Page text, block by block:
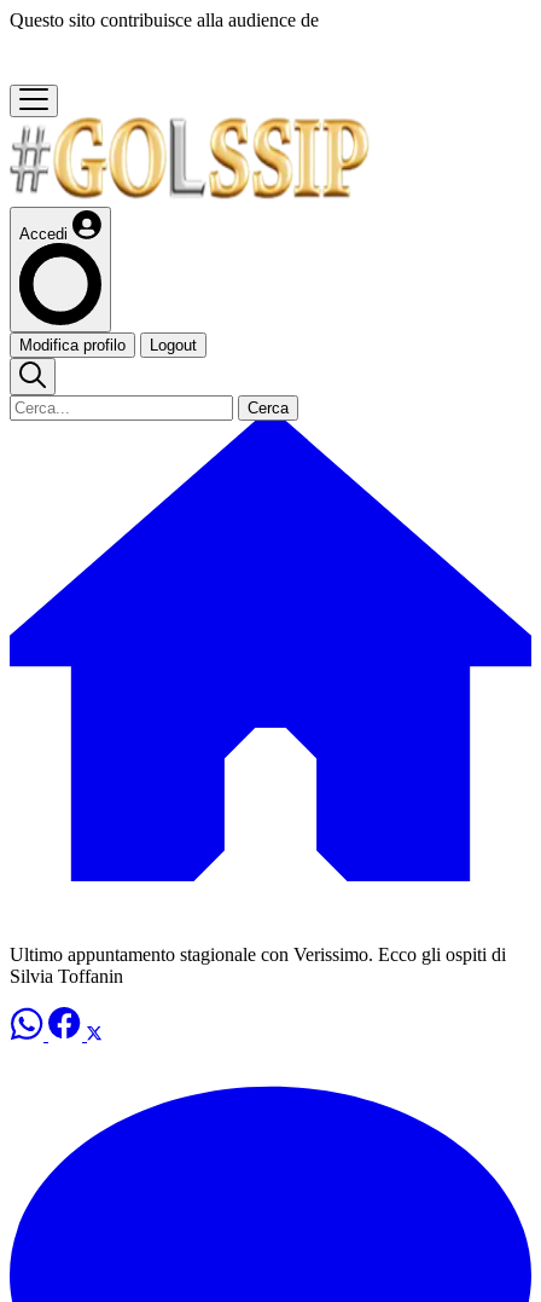
Questo sito contribuisce alla audience de
Accedi
Modifica profilo Logout
Cerca
Ultimo appuntamento stagionale con Verissimo. Ecco gli ospiti di
Silvia Toffanin